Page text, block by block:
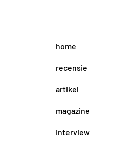
home
recensie
artikel
magazine
interview